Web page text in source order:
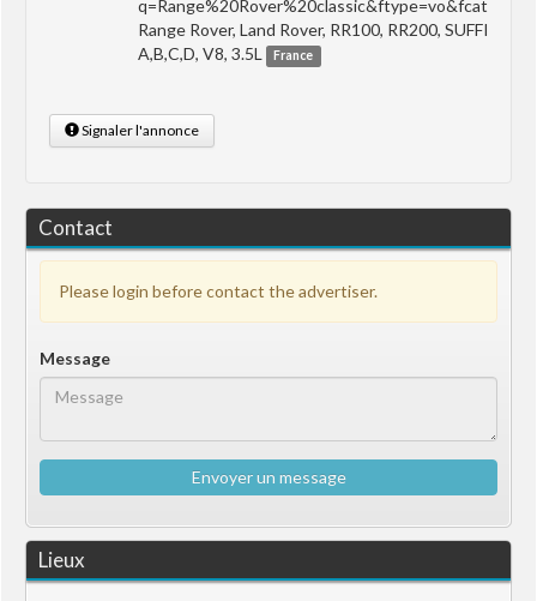
Range Rover, Land Rover, RR100, RR200, SUFFIX
A,B,C,D, V8, 3.5L
France
Signaler l'annonce
Contact
Please login before contact the advertiser.
Message
Envoyer un message
Lieux